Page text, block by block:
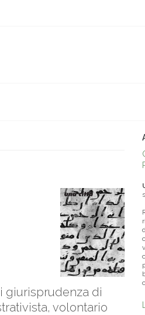
giurisprudenza di
volontario